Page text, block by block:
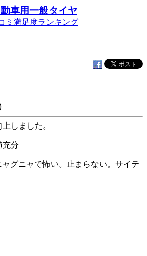
車用一般タイヤ
ミ満足度ランキング
しました。
充分
グニャで怖い。止まらない。サイテ